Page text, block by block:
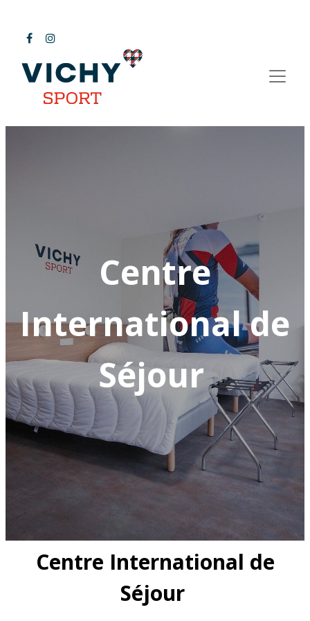
Centre
International de
Séjour
Centre International de
Séjour